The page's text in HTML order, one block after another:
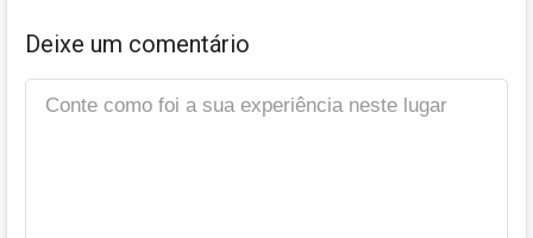
Deixe um comentário